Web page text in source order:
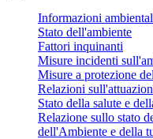
Informazioni
Stato dell'ambiente
Fattori inquinanti
Misure incidenti
Misure a protezione
Relazioni
Stato della salute e
Relazione sullo stato
dell'Ambiente e della